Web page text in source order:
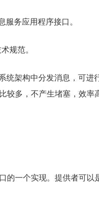
服务应用程序接口。
规范。
统架构中分发消息，可
多，不产生堵塞，效率
的一个实现。提供者可